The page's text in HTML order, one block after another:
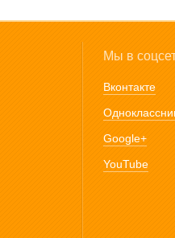
Мы в
Вконтакте
Google+
YouTube